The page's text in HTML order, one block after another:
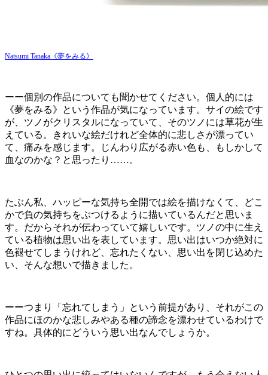
Natsumi Tanaka《夢をみる》
ーー個別の作品についても聞かせてください。個人的には
《夢をみる》という作品が気になっています。サイの絵です
が、ツノがクリスタルになっていて、そのツノには草花が生
えている。きれいな絵だけれど全体的に悲しさが漂ってい
て、痛みを感じます。じんわり広がる赤い色も、もしかして
血なのかな？と思ったり……。
たぶん私、ハッピーな気持ち全開では絵を描けなくて、どこ
かで負の気持ちをぶつけるように描いているんだと思いま
す。だからそれが伝わっていて嬉しいです。ツノの中に生え
ている植物は思い出を表しています。思い出はいつか絶対に
色褪せてしまうけれど、忘れたくない、思い出を閉じ込めた
い、そんな想いで描きました。
ーーつまり「忘れてしまう」という前提があり、それがこの
作品にほのかな悲しみやある種の諦念を漂わせているわけで
すね。具体的にどういう思い出なんでしょうか。